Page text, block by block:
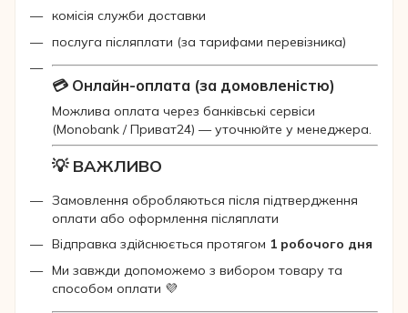
комісія служби доставки
послуга післяплати (за тарифами перевізника)
💳 Онлайн-оплата (за домовленістю)
Можлива оплата через банківські сервіси
(Monobank / Приват24) — уточнюйте у менеджера.
💡 ВАЖЛИВО
Замовлення обробляються після підтвердження
оплати або оформлення післяплати
Відправка здійснюється протягом 1 робочого дня
Ми завжди допоможемо з вибором товару та
способом оплати 💜